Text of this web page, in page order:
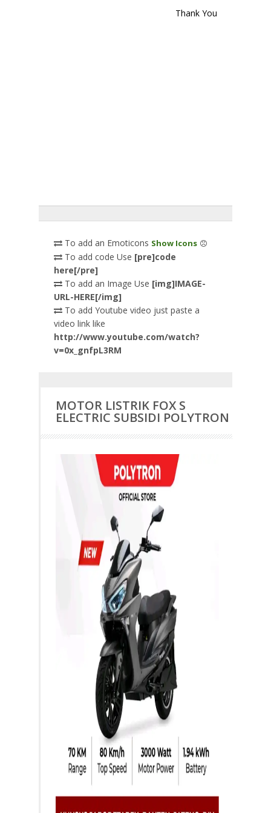
Thank You
To add an Emoticons Show Icons
To add code Use [pre]code
here[/pre]
To add an Image Use [img]IMAGE-
URL-HERE[/img]
To add Youtube video just paste a
video link like
http://www.youtube.com/watch?
v=0x_gnfpL3RM
MOTOR LISTRIK FOX S
ELECTRIC SUBSIDI POLYTRON